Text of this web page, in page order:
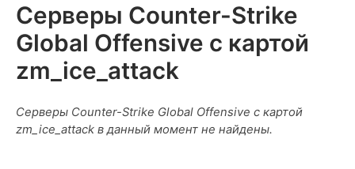
Серверы Counter-Strike
Global Offensive с картой
zm_ice_attack
Серверы Counter-Strike Global Offensive с картой
zm_ice_attack в данный момент не найдены.